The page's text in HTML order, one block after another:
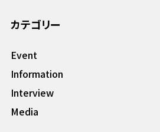
カテゴリー
Event
Information
Interview
Media